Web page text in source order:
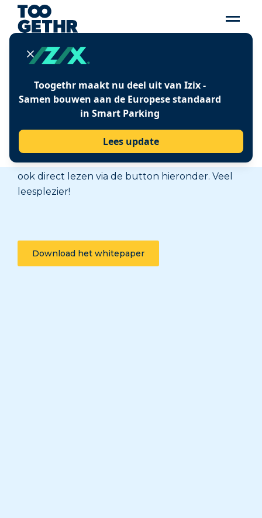
Toogethr maakt nu deel uit van Izix -
Samen bouwen aan de Europese standaard
in Smart Parking
Lees update
BEDANKT VOOR JE
AANVRAAG.
Je ontvangt het whitepaper z.s.m. in je mailbox.
Vergeet niet in je spambox te kijken als je geen
e-mail hebt ontvangen. Je kunt het whitepaper
ook direct lezen via de button hieronder. Veel
leesplezier!
Download het whitepaper